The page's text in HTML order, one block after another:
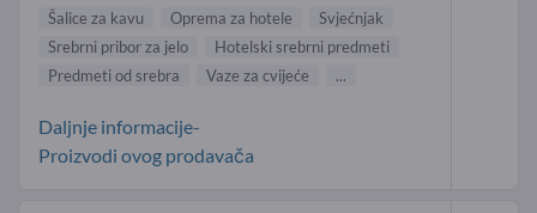
Šalice za kavu Oprema za hotele
Svjećnjak
Srebrni pribor za jelo
Hotelski srebrni predmeti
Predmeti od srebra
Vaze za cvijeće ...
Daljnje informacije-
Proizvodi ovog prodavača